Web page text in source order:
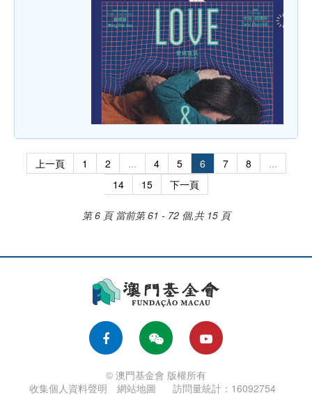
上一頁 1 2 ... 4 5 6 7 8
...
14
15 下一頁
第 6 頁 當前第 61 - 72 個,共 15 頁
© 澳門基金會 版權所有
收集個人資料聲明
網站地圖 訪問量統計：16092754